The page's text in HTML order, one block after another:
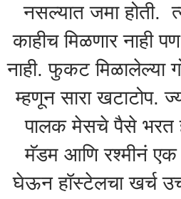
नसल्यात जमा होती.
काहीच मिळणार नाही
नाही. फुकट मिळालेल्या
म्हणून सारा खटाटोप.
पालक मेसचे पैसे भरत
मॅडम आणि रश्मीनं
घेऊन हॉस्टेलचा खर्च